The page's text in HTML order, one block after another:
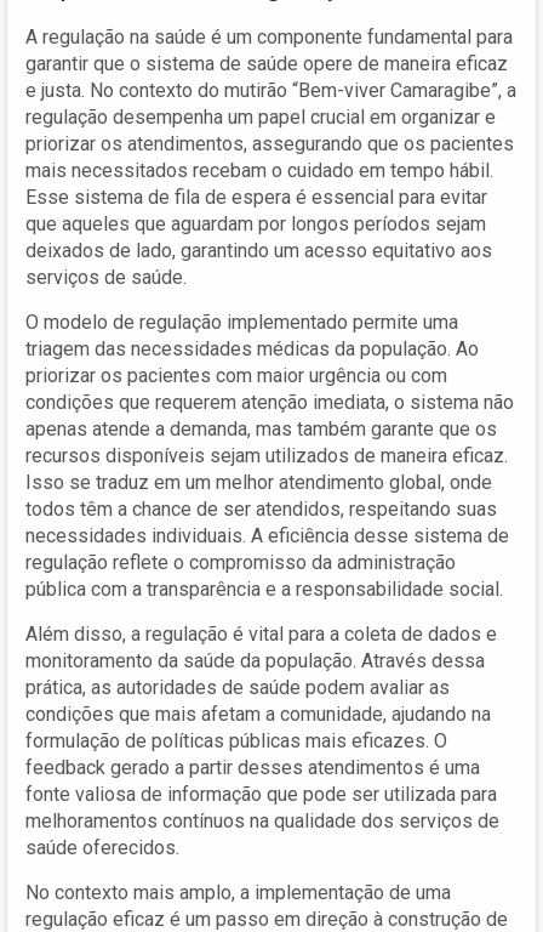
A regulação na saúde é um componente fundamental para
garantir que o sistema de saúde opere de maneira eficaz
e justa. No contexto do mutirão “Bem-viver Camaragibe”, a
regulação desempenha um papel crucial em organizar e
priorizar os atendimentos, assegurando que os pacientes
mais necessitados recebam o cuidado em tempo hábil.
Esse sistema de fila de espera é essencial para evitar
que aqueles que aguardam por longos períodos sejam
deixados de lado, garantindo um acesso equitativo aos
serviços de saúde.
O modelo de regulação implementado permite uma
triagem das necessidades médicas da população. Ao
priorizar os pacientes com maior urgência ou com
condições que requerem atenção imediata, o sistema não
apenas atende a demanda, mas também garante que os
recursos disponíveis sejam utilizados de maneira eficaz.
Isso se traduz em um melhor atendimento global, onde
todos têm a chance de ser atendidos, respeitando suas
necessidades individuais. A eficiência desse sistema de
regulação reflete o compromisso da administração
pública com a transparência e a responsabilidade social.
Além disso, a regulação é vital para a coleta de dados e
monitoramento da saúde da população. Através dessa
prática, as autoridades de saúde podem avaliar as
condições que mais afetam a comunidade, ajudando na
formulação de políticas públicas mais eficazes. O
feedback gerado a partir desses atendimentos é uma
fonte valiosa de informação que pode ser utilizada para
melhoramentos contínuos na qualidade dos serviços de
saúde oferecidos.
No contexto mais amplo, a implementação de uma
regulação eficaz é um passo em direção à construção de